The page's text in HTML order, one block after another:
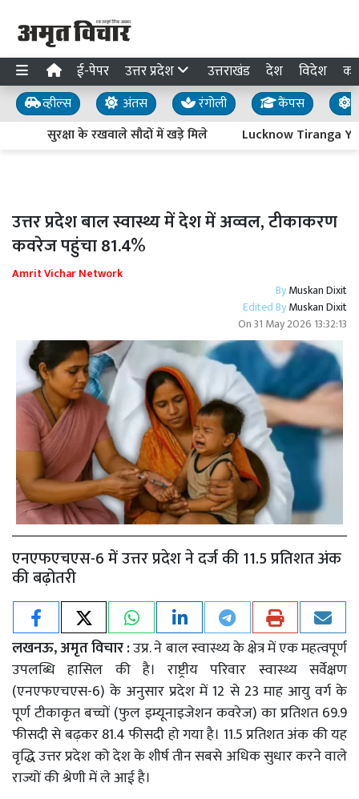
ई-पेपर उत्तर प्रदेश उत्तराखंड देश विदेश
व्हील्स अंतस रंगोली कैंपस
सुरक्षा के रखवाले सौदों में खड़े मिले
Lucknow Tiranga
उत्तर प्रदेश बाल स्वास्थ्य में देश में अव्वल, टीकाकरण
कवरेज पहुंचा 81.4%
Amrit Vichar Network
ByMuskan Dixit
Edited ByMuskan Dixit
On31 May 2026 13:32:13
एनएफएचएस-6 में उत्तर प्रदेश ने दर्ज की 11.5 प्रतिशत अंक
की बढ़ोतरी
लखनऊ, अमृत विचार :उप्र. ने बाल स्वास्थ्य के क्षेत्र में एक महत्वपूर्ण
उपलब्धि हासिल की है। राष्ट्रीय परिवार स्वास्थ्य सर्वेक्षण
(एनएफएचएस-6) के अनुसार प्रदेश में 12 से 23 माह आयु वर्ग के
पूर्ण टीकाकृत बच्चों (फुल इम्यूनाइजेशन कवरेज) का प्रतिशत 69.9
फीसदी से बढ़कर 81.4 फीसदी हो गया है। 11.5 प्रतिशत अंक की यह
वृद्धि उत्तर प्रदेश को देश के शीर्ष तीन सबसे अधिक सुधार करने वाले
राज्यों की श्रेणी में ले आई है।